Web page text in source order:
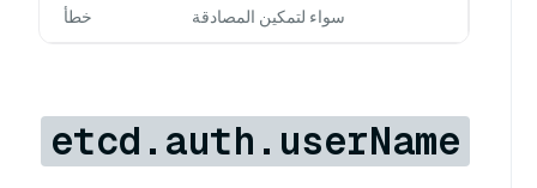
سواء لتمكين المصادقة خطأ
etcd.auth.userName